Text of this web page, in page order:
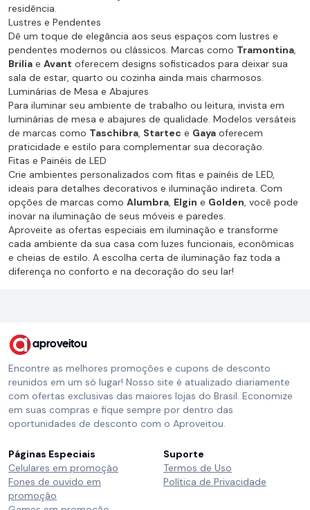
residência.
Lustres e Pendentes
Dê um toque de elegância aos seus espaços com lustres e
pendentes modernos ou clássicos. Marcas como Tramontina,
Brilia e Avant oferecem designs sofisticados para deixar sua
sala de estar, quarto ou cozinha ainda mais charmosos.
Luminárias de Mesa e Abajures
Para iluminar seu ambiente de trabalho ou leitura, invista em
luminárias de mesa e abajures de qualidade. Modelos versáteis
de marcas como Taschibra, Startec e Gaya oferecem
praticidade e estilo para complementar sua decoração.
Fitas e Painéis de LED
Crie ambientes personalizados com fitas e painéis de LED,
ideais para detalhes decorativos e iluminação indireta. Com
opções de marcas como Alumbra, Elgin e Golden, você pode
inovar na iluminação de seus móveis e paredes.
Aproveite as ofertas especiais em iluminação e transforme
cada ambiente da sua casa com luzes funcionais, econômicas
e cheias de estilo. A escolha certa de iluminação faz toda a
diferença no conforto e na decoração do seu lar!
aproveitou
Encontre as melhores promoções e cupons de desconto
reunidos em um só lugar! Nosso site é atualizado diariamente
com ofertas exclusivas das maiores lojas do Brasil. Economize
em suas compras e fique sempre por dentro das
oportunidades de desconto com o Aproveitou.
Páginas Especiais
Celulares em promoção
Fones de ouvido em
promoção
Suporte
Termos de Uso
Política de Privacidade